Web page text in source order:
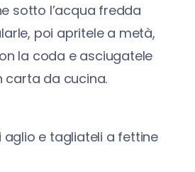
sotto l’acqua fredda
poi apritele a metà,
la coda e asciugatele
carta da cucina.
aglio e tagliateli a fettine